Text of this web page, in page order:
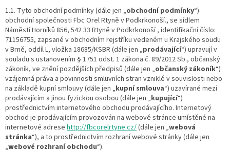
1.1. Tyto obchodní podmínky (dále jen „obchodní podmínky“)
obchodní společnosti Fbc Orel Rtyně v Podkrkonoší., se sídlem
Náměstí Horníků 856, 542 33 Rtyně v Podkrkonoší , identifikační číslo:
71156755, zapsané v obchodním rejstříku vedeném u Krajského soudu
v Brně, oddíl L, vložka 18685/KSBR (dále jen „prodávající“) upravují v
souladu s ustanovením § 1751 odst. 1 zákona č. 89/2012 Sb., občanský
zákoník, ve znění pozdějších předpisů (dále jen „občanský zákoník“)
vzájemná práva a povinnosti smluvních stran vzniklé v souvislosti nebo
na základě kupní smlouvy (dále jen „kupní smlouva“) uzavírané mezi
prodávajícím a jinou fyzickou osobou (dále jen „kupující“)
prostřednictvím internetového obchodu prodávajícího. Internetový
obchod je prodávajícím provozován na webové stránce umístěné na
internetové adrese http://fbcorelrtyne.cz/(dále jen „webová
stránka“), a to prostřednictvím rozhraní webové stránky (dále jen
„webové rozhraní obchodu“).